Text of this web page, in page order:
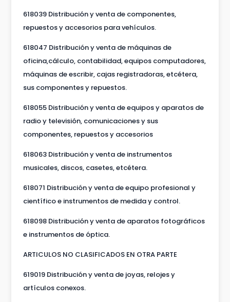
618039 Distribución y venta de componentes,
repuestos y accesorios para vehículos.
618047 Distribución y venta de máquinas de
oficina,cálculo, contabilidad, equipos computadores,
máquinas de escribir, cajas registradoras, etcétera,
sus componentes y repuestos.
618055 Distribución y venta de equipos y aparatos de
radio y televisión, comunicaciones y sus
componentes, repuestos y accesorios
618063 Distribución y venta de instrumentos
musicales, discos, casetes, etcétera.
618071 Distribución y venta de equipo profesional y
científico e instrumentos de medida y control.
618098 Distribución y venta de aparatos fotográficos
e instrumentos de óptica.
ARTICULOS NO CLASIFICADOS EN OTRA PARTE
619019 Distribución y venta de joyas, relojes y
artículos conexos.